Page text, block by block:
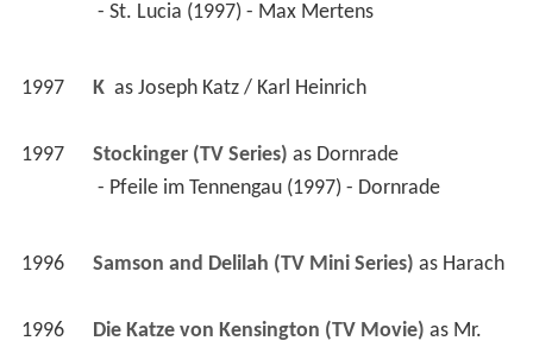
- St. Lucia (1997) - Max Mertens
1997 K as Joseph Katz / Karl Heinrich
1997 Stockinger (TV Series) as Dornrade
- Pfeile im Tennengau (1997) - Dornrade
1996 Samson and Delilah (TV Mini Series) as Harach
1996 Die Katze von Kensington (TV Movie) as Mr.